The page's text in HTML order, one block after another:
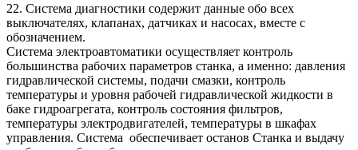
22. Система диагностики содержит данные обо всех
выключателях, клапанах, датчиках и насосах, вместе с
обозначением.
Система электроавтоматики осуществляет контроль
большинства рабочих параметров станка, а именно: давления
гидравлической системы, подачи смазки, контроль
температуры и уровня рабочей гидравлической жидкости в
баке гидроагрегата, контроль состояния фильтров,
температуры электродвигателей, температуры в шкафах
управления. Система обеспечивает останов Станка и выдачу